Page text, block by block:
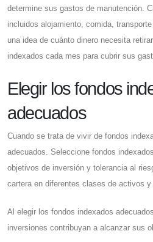
determine sus gastos de manutención.
incluidos alojamiento, comida,
una idea de cuánto dinero necesita
indexados cada mes para cubrir sus
Elegir los fondos
adecuados
Cuando se trata de vivir de fondos
adecuados. Seleccione fondos
objetivos de inversión y tolerancia al
cartera en diferentes clases de activos
Al elegir los fondos indexados
inversiones contribuyan a alcanzar sus